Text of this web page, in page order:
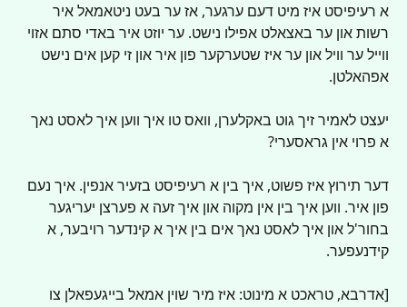
א רעיפיסט איז מיט דעם ערגער, אז ער בעט ניטאמאל איר
רשות און ער באצאלט אפילו נישט. ער יוזט איר באדי סתם אזוי
ווייל ער וויל און ער איז שטערקער פון איר און זי קען אים נישט
אפהאלטן.
יעצט לאמיר זיך גוט באקלערן, וואס טו איך ווען איך לאסט נאך
א פרוי אין גראסערי?
דער תירוץ איז פשוט, איך בין א רעיפיסט בזעיר אנפין. איך נעם
פון איר. ווען איך בין אין מקוה און איך זעה א פערצן יעריגער
בחור'ל און איך לאסט נאך אים בין איך א קינדער רויבער, א
קידנעפער.
[אדרבא, טראכט א מינוט: איז מיר שוין אמאל בייגעפאלן צו